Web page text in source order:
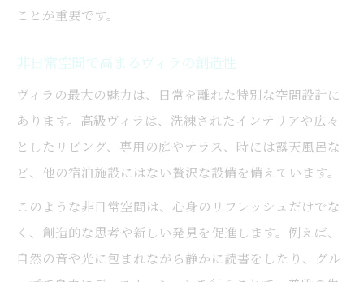
ヴィラとコテージの定義と特徴を比較
非日常感あふれるヴィラの魅力とは何か
コテージとヴィラの役割と価値を見極める
ヴィラの上質さが際立つ理由を探る
理想のヴィラ体験を叶えるための実践ヒント
ヴィラ滞在を充実させる実践ポイント
ヴィラでの滞在をより特別にする工夫
ことが重要です。
非日常空間で高まるヴィラの創造性
ヴィラの最大の魅力は、日常を離れた特別な空間設計に
あります。高級ヴィラは、洗練されたインテリアや広々
としたリビング、専用の庭やテラス、時には露天風呂な
ど、他の宿泊施設にはない贅沢な設備を備えています。
このような非日常空間は、心身のリフレッシュだけでな
く、創造的な思考や新しい発見を促進します。例えば、
自然の音や光に包まれながら静かに読書をしたり、グル